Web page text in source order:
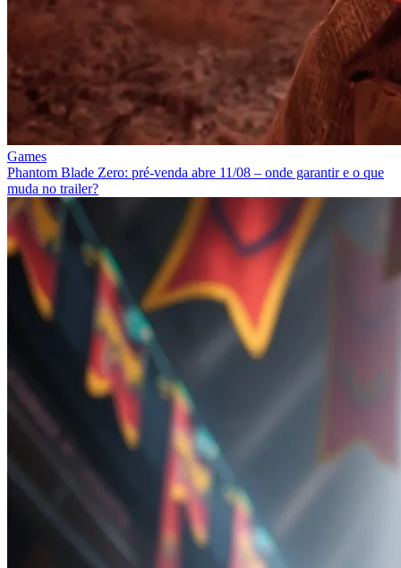
Games
Phantom Blade Zero: pré-venda abre 11/08 – onde garantir e o que
muda no trailer?